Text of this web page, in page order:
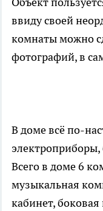
ввиду своей
комнаты можно
фотографий, в
В доме всё по-
электроприборы,
Всего в доме 6
музыкальная
кабинет,